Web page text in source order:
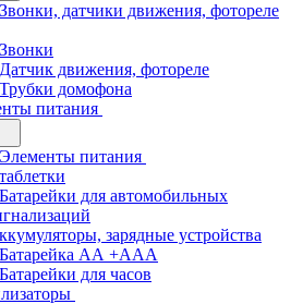
датчики движения, фотореле
движения, фотореле
домофона
питания
питания
для автомобильных
зарядные устройства
АА +ААА
для часов